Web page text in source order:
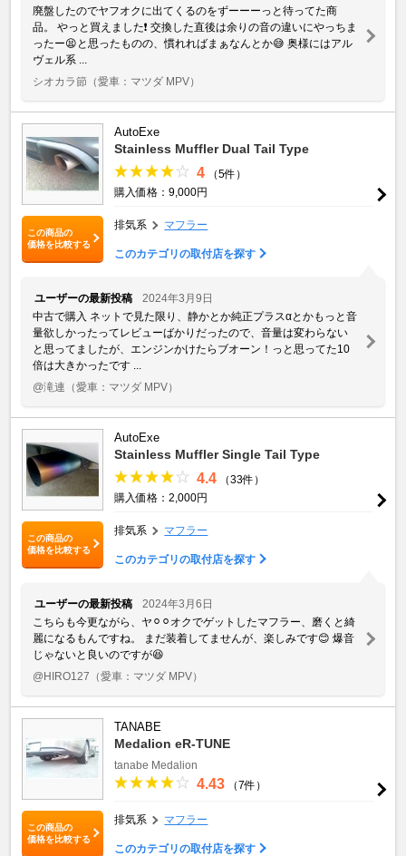
廃盤したのでヤフオクに出てくるのをずーーーっと待ってた商
品。 やっと買えました❗️ 交換した直後は余りの音の違いにやっちま
ったー😫と思ったものの、慣れればまぁなんとか😅 奥様にはアル
ヴェル系 ...
シオカラ節 （愛車：マツダ MPV）
この商品の
価格を比較する
AutoExe
Stainless Muffler Dual Tail Type
4
（5件）
購入価格：9,000円
排気系 マフラー
このカテゴリの取付店を探す
ユーザーの最新投稿
2024年3月9日
中古で購入 ネットで見た限り、静かとか純正プラスαとかもっと音
量欲しかったってレビューばかりだったので、音量は変わらない
と思ってましたが、エンジンかけたらブオーン！っと思ってた10
倍は大きかったです ...
@滝連 （愛車：マツダ MPV）
この商品の
価格を比較する
AutoExe
Stainless Muffler Single Tail Type
4.4
（33件）
購入価格：2,000円
排気系 マフラー
このカテゴリの取付店を探す
ユーザーの最新投稿
2024年3月6日
こちらも今更ながら、ヤ⚪︎⚪︎オクでゲットしたマフラー、磨くと綺
麗になるもんですね。 まだ装着してませんが、楽しみです😊 爆音
じゃないと良いのですが😆
@HIRO127 （愛車：マツダ MPV）
この商品の
価格を比較する
TANABE
Medalion eR-TUNE
tanabe Medalion
4.43 （7件）
排気系 マフラー
このカテゴリの取付店を探す